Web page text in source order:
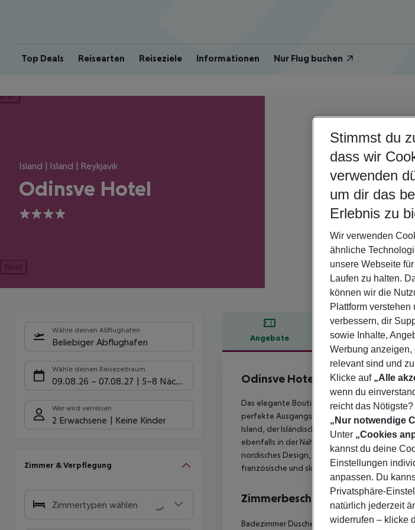
Top Deals Reisearten Reiseziele Informationen Nur Flug buchen
Island | Island | Reykjavik
Odinsve Hotel
4
Next
Wähle deinen Abflughafen
Beliebiger Abflughafen
Wähle deinen Reisezeitraum
09.08.26 – 07.08.27 5-8 Nächte
Wer wird verreisen
2 Erwachsene Keine Kinder
Zimmer & Verpflegung
Zimmertypen wählen
Angebote
Hotelbeschreibung
Odinsve Hotel
Das elegante Boutique-Hotel liegt in der
perfekte Ausgangspunkt, um das
Island, der Isländischen Oper und der
ebenfalls in der Nähe. Das im frühen 19.
nordisches Design, komfortable Möbel und
französische und skandinavische Küche
Zimmerbeschreibung
Badezimmer Dusche Haartrockner
Stimmst du
dass wir
verwenden
um dir das
Erlebnis zu
Wir verwenden
ähnliche
unsere Webseite
Laufen zu halten.
können wir die
Plattform verstehen
verbessern, dir
sowie Inhalte,
Werbung anzeigen,
relevant sind und
Klicke auf „Alle
wenn du
reicht das
„Nur notwendige
Unter „Cookies
kannst du deine
Einstellungen
anpassen. Du
Privatsphäre-
natürlich jederzeit
widerrufen – klicke